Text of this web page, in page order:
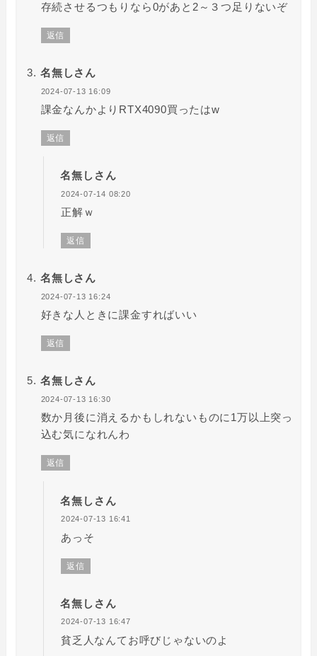
存続させるつもりなら0があと2～３つ足りないぞ
返信
名無しさん
2024-07-13 16:09
課金なんかよりRTX4090買ったはw
返信
名無しさん
2024-07-14 08:20
正解ｗ
返信
名無しさん
2024-07-13 16:24
好きな人ときに課金すればいい
返信
名無しさん
2024-07-13 16:30
数か月後に消えるかもしれないものに1万以上突っ
込む気になれんわ
返信
名無しさん
2024-07-13 16:41
あっそ
返信
名無しさん
2024-07-13 16:47
貧乏人なんてお呼びじゃないのよ